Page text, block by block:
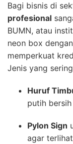
Bagi bisnis di
profesional
BUMN, atau
neon box
memperkuat
Jenis yang
Huruf
putih
Pylon Sign
agar